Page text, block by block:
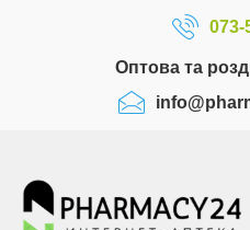
073-
Оптова та